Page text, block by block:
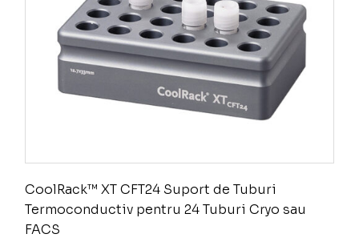
CoolRack™ XT CFT24 Suport de Tuburi
Termoconductiv pentru 24 Tuburi Cryo sau
FACS